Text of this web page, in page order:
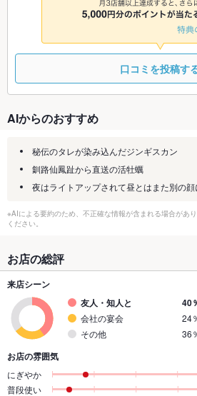
TEL TEL TEL
口コミを投稿す
AIからのおすすめ
秘伝のタレが染み込んだジンギスカン
釧路仙鳳趾から直送の活牡蠣
夜はライトアップされて昼とはまた別の顔
※AIによる要約のため、不正確な情報が含まれる場合があ
ください。
お店の総評
来店シーン
友人・知人と
40
会社の宴会
24
その他
36
お店の雰囲気
にぎやか
普段使い